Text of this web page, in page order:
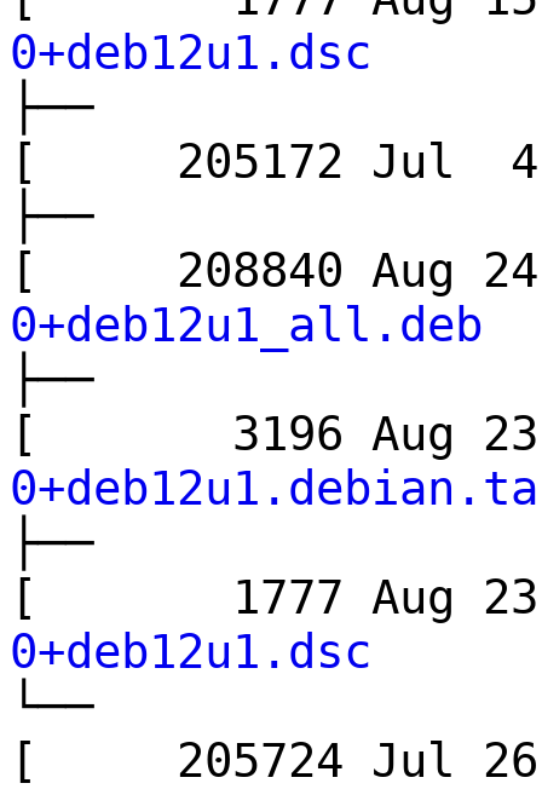
0+deb12u1.dsc
├──
[ 205172 Jul
├──
[ 208840 Aug
0+deb12u1_all.deb
├──
[ 3196 Aug
├──
[ 1777 Aug
0+deb12u1.dsc
└──
[ 205724 Jul